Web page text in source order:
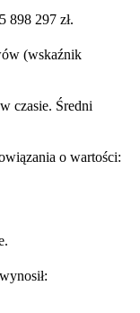
898 297 zł.
(wskaźnik
czasie. Średni
o wartości: